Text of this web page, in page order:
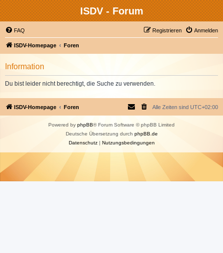
ISDV - Forum
FAQ Anmelden
Registrieren
ISDV-Homepage Foren
Information
Du bist leider nicht berechtigt, die Suche zu verwenden.
ISDV-Homepage Foren Alle Zeiten sind UTC+02:00
Powered by phpBB® Forum Software © phpBB Limited
Deutsche Übersetzung durch phpBB.de
Datenschutz| Nutzungsbedingungen